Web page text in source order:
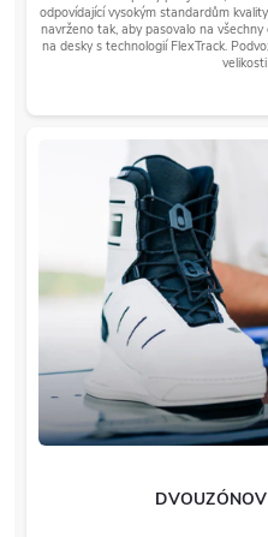
odpovídající vysokým standardům
navrženo tak, aby pasovalo na
na desky s technologií FlexTrack.